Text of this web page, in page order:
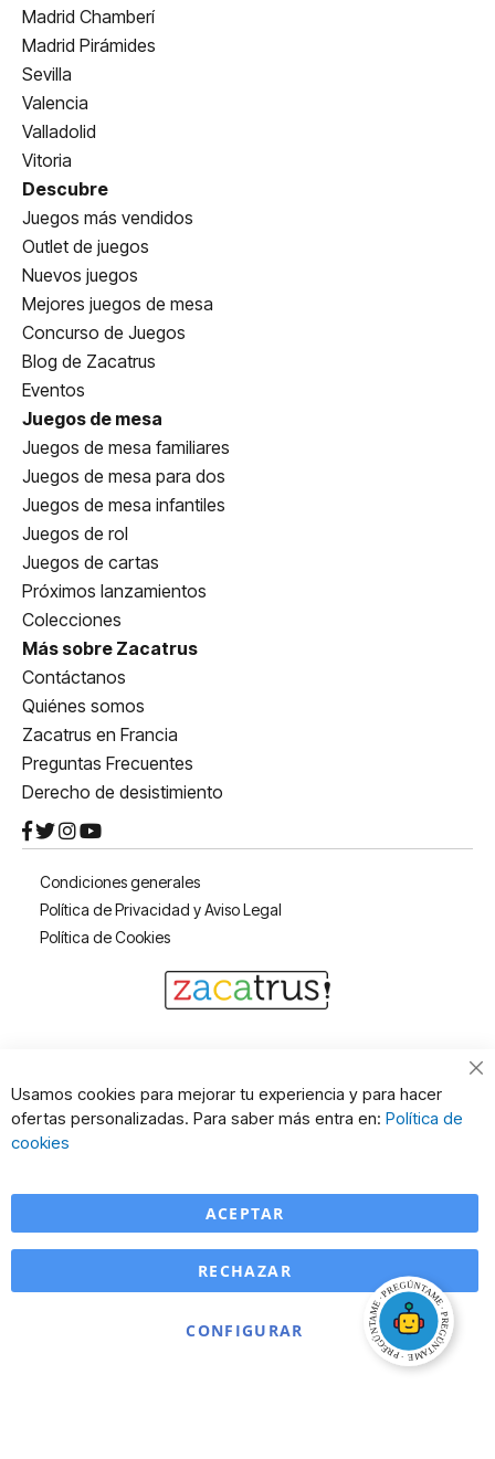
Madrid Chamberí
Madrid Pirámides
Sevilla
Valencia
Valladolid
Vitoria
Descubre
Juegos más vendidos
Outlet de juegos
Nuevos juegos
Mejores juegos de mesa
Concurso de Juegos
Blog de Zacatrus
Eventos
Juegos de mesa
Juegos de mesa familiares
Juegos de mesa para dos
Juegos de mesa infantiles
Juegos de rol
Juegos de cartas
Próximos lanzamientos
Colecciones
Más sobre Zacatrus
Contáctanos
Quiénes somos
Zacatrus en Francia
Preguntas Frecuentes
Derecho de desistimiento
Condiciones generales
Política de Privacidad y Aviso Legal
Política de Cookies
Usamos cookies para mejorar tu experiencia y para hacer
ofertas personalizadas. Para saber más entra en: Política de
cookies
ACEPTAR
CONFIGURAR
RECHAZAR